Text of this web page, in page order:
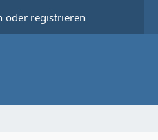
oder registrieren